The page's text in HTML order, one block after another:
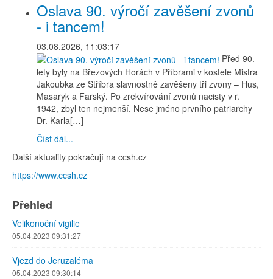
Oslava 90. výročí zavěšení zvonů
- i tancem!
03.08.2026, 11:03:17
Před 90.
lety byly na Březových Horách v Příbrami v kostele Mistra
Jakoubka ze Stříbra slavnostně zavěšeny tři zvony – Hus,
Masaryk a Farský. Po zrekvírování zvonů nacisty v r.
1942, zbyl ten nejmenší. Nese jméno prvního patriarchy
Dr. Karla[…]
Číst dál...
Další aktuality pokračují na ccsh.cz
https://www.ccsh.cz
Přehled
Velikonoční vigilie
05.04.2023 09:31:27
Vjezd do Jeruzaléma
05.04.2023 09:30:14